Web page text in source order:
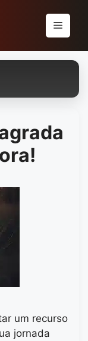
Menu
um recurso
jornada